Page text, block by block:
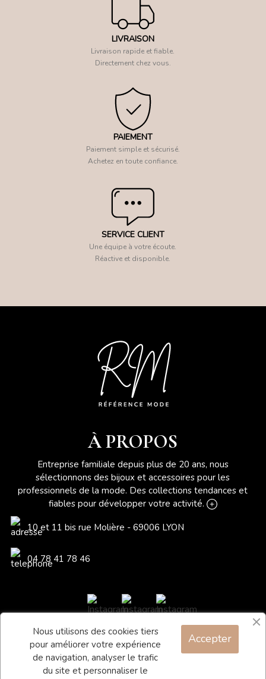
LIVRAISON
Livraison rapide et fiable.
Directement chez vous.
PAIEMENT
Paiement simple et sécurisé.
Achetez en toute confiance.
SERVICE CLIENT
Une équipe à votre écoute.
Réactive et disponible.
À PROPOS
Entreprise familiale depuis plus de 20 ans, nous
sélectionnons des bijoux et accessoires pour les
professionnels de la mode. Des collections tendances et
fiables pour développer votre activité.
10 et 11 bis rue Molière - 69006 LYON
04 78 41 78 46
Blog
Contact
Conditions générales de vente
Nous utilisons des cookies tiers
pour améliorer votre expérience
de navigation, analyser le trafic
du site et personnaliser le
Accepter